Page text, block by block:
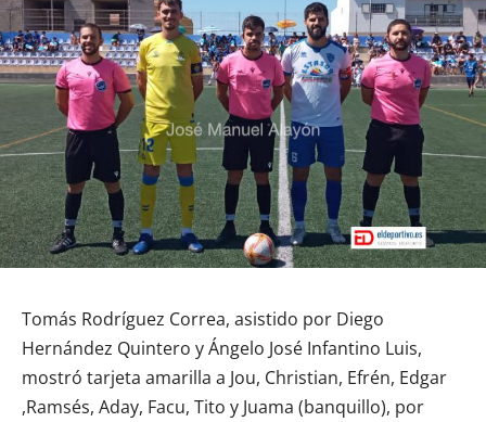
Tomás Rodríguez Correa, asistido por Diego
Hernández Quintero y Ángelo José Infantino Luis,
mostró tarjeta amarilla a Jou, Christian, Efrén, Edgar
,Ramsés, Aday, Facu, Tito y Juama (banquillo), por